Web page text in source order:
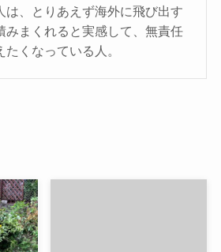
は、とりあえず海外に飛び出す
みまくれると実感して、無責任
たくなっている人。